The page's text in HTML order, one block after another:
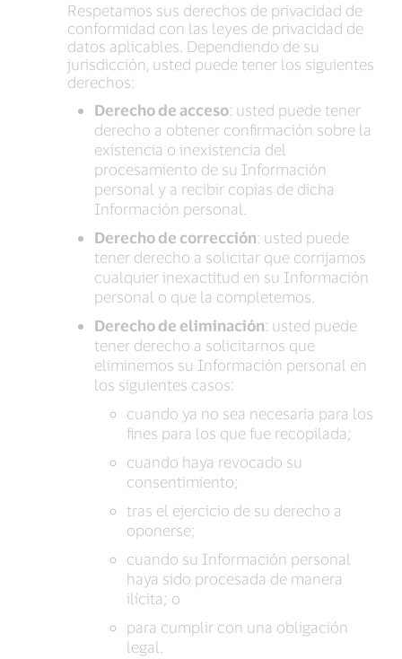
Respetamos sus derechos de privacidad de
conformidad con las leyes de privacidad de
datos aplicables. Dependiendo de su
jurisdicción, usted puede tener los siguientes
derechos:
Derecho de acceso: usted puede tener
derecho a obtener confirmación sobre la
existencia o inexistencia del
procesamiento de su Información
personal y a recibir copias de dicha
Información personal.
Derecho de corrección: usted puede
tener derecho a solicitar que corrijamos
cualquier inexactitud en su Información
personal o que la completemos.
Derecho de eliminación: usted puede
tener derecho a solicitarnos que
eliminemos su Información personal en
los siguientes casos:
cuando ya no sea necesaria para los
fines para los que fue recopilada;
cuando haya revocado su
consentimiento;
tras el ejercicio de su derecho a
oponerse;
cuando su Información personal
haya sido procesada de manera
ilícita; o
para cumplir con una obligación
legal.